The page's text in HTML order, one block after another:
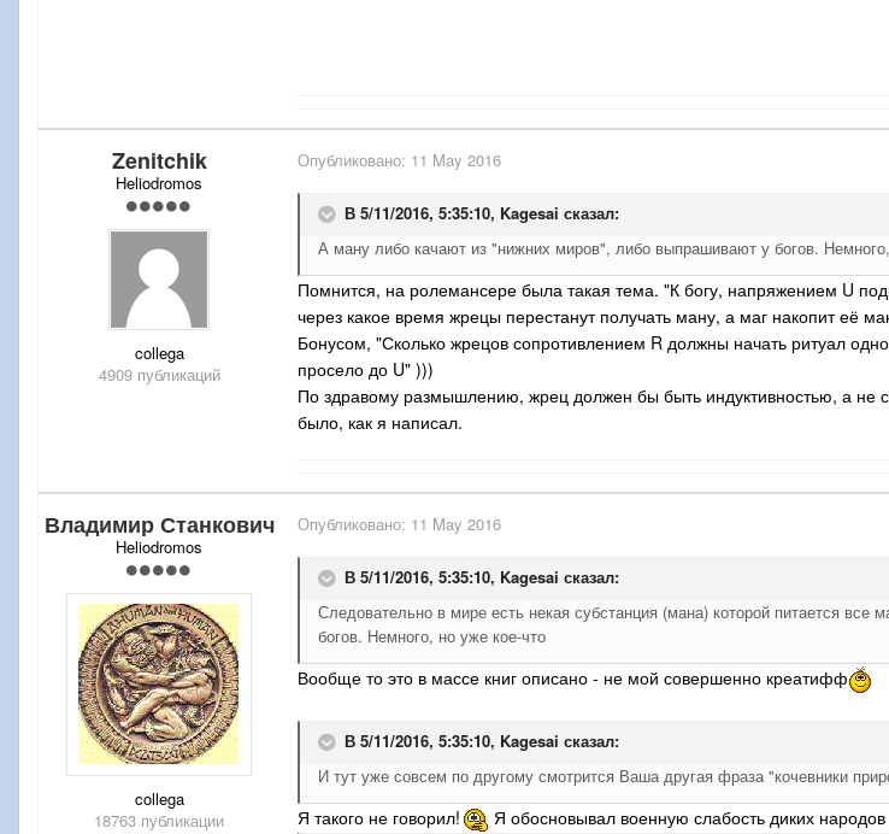
Zenitchik
Heliodromos
collega
4909 публикаций
Опубликовано: 11 May 2016
В 5/11/2016, 5:35:10, Kagesai сказал:
А ману либо качают из "нижних миров", либо выпрашивают у богов.
Помнится, на ролемансере была такая тема. "К богу, напряжением U
через какое время жрецы перестанут получать ману, а маг накопит её
Бонусом, "Сколько жрецов сопротивлением R должны начать ритуал
просело до U" )))
По здравому размышлению, жрец должен бы быть индуктивностью, а не
было, как я написал.
Владимир Станкович
Heliodromos
collega
18763 публикации
Опубликовано: 11 May 2016
В 5/11/2016, 5:35:10, Kagesai сказал:
Следовательно в мире есть некая субстанция (мана) которой питается
богов. Немного, но уже кое-что
Вообще то это в массе книг описано - не мой совершенно креатифф
В 5/11/2016, 5:35:10, Kagesai сказал:
И тут уже совсем по другому смотрится Ваша другая фраза "кочевники
Я такого не говорил! Я обосновывал военную слабость диких